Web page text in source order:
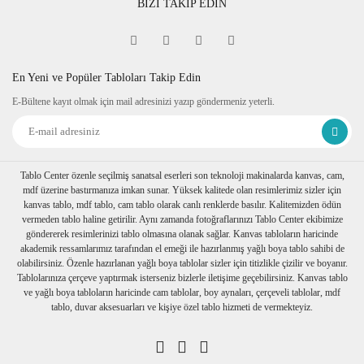
Sipariş verdiğiniz kanvas tablo baskıya girmeden önce
itibaren resmin devamı verilir.
ettiğinden daha dekoratif durur. Askı aparatı monte edilmiş bir
takılarak baloncuklu ambalaja sarılıp, kartonlanır. Nakliye
sırasında hasar görmesi engellenir.
Birden fazla tablo alımı yapılırsa her biri ayrı ayrı
paketlenerek müşterilerimize ulaştırılır.
BİZİ TAKİP EDİN
En Yeni ve Popüler Tabloları Takip Edin
E-Bültene kayıt olmak için mail adresinizi yazıp göndermeniz yeterli.
Tablo Center özenle seçilmiş sanatsal eserleri son teknoloji makinalarda kanvas, cam,
mdf üzerine bastırmanıza imkan sunar. Yüksek kalitede olan resimlerimiz sizler için
kanvas tablo, mdf tablo, cam tablo olarak canlı renklerde basılır. Kalitemizden ödün
vermeden tablo haline getirilir. Aynı zamanda fotoğraflarınızı Tablo Center ekibimize
göndererek resimlerinizi tablo olmasına olanak sağlar. Kanvas tabloların haricinde
akademik ressamlarımız tarafından el emeği ile hazırlanmış yağlı boya tablo sahibi de
olabilirsiniz. Özenle hazırlanan yağlı boya tablolar sizler için titizlikle çizilir ve boyanır.
Tablolarınıza çerçeve yaptırmak isterseniz bizlerle iletişime geçebilirsiniz. Kanvas tablo
ve yağlı boya tabloların haricinde cam tablolar, boy aynaları, çerçeveli tablolar, mdf
tablo, duvar aksesuarları ve kişiye özel tablo hizmeti de vermekteyiz.